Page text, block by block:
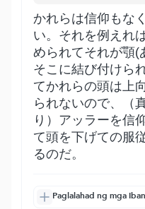
かれらは信仰もな
い。それを例えれ
められてそれが顎(
そこに結び付けら
てかれらの頭は上
られないので、（
り）アッラーを信
て頭を下げての服
るのだ。
Paglalahad ng mga